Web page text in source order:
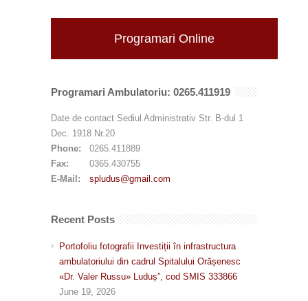
Programari Online
Programari Ambulatoriu: 0265.411919
Date de contact Sediul Administrativ Str. B-dul 1
Dec. 1918 Nr.20
Phone:
0265.411889
Fax:
0365.430755
E-Mail:
spludus@gmail.com
Recent Posts
Portofoliu fotografii Investiții în infrastructura
ambulatoriului din cadrul Spitalului Orășenesc
«Dr. Valer Russu» Luduș”, cod SMIS 333866
June 19, 2026